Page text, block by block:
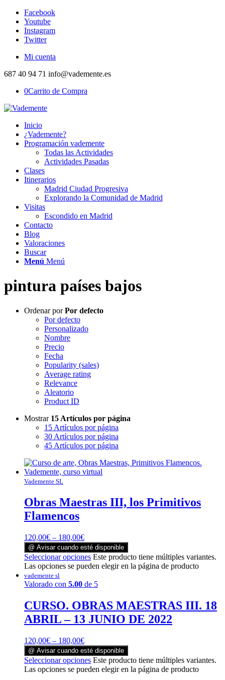
Facebook
Youtube
Instagram
Twitter
Mi cuenta
687 40 94 71 info@vademente.es
0Carrito de Compra
Inicio
¿Vademente?
Programación vademente
Todas las Actividades
Actividades Pasadas
Clases
Itinerarios
Madrid Ciudad Progresiva
Explorando la Comunidad de Madrid
Visitas
Escondido en Madrid
Contacto
Blog
Valoraciones
Buscar
Menú Menú
pintura países bajos
Ordenar porPor defecto
Por defecto
Personalizado
Nombre
Precio
Fecha
Popularity (sales)
Average rating
Relevance
Aleatorio
Product ID
Mostrar 15 Artículos por página
15 Artículos por página
30 Artículos por página
45 Artículos por página
Vademente SL
Obras Maestras III, los Primitivos
Flamencos
120,00€ – 180,00€
@ Avisar cuando esté disponible
Seleccionar opciones Este producto tiene múltiples variantes.
Las opciones se pueden elegir en la página de producto
vademente sl
Valorado con 5.00 de 5
CURSO. OBRAS MAESTRAS III. 18
ABRIL – 13 JUNIO DE 2022
120,00€ – 180,00€
@ Avisar cuando esté disponible
Seleccionar opciones Este producto tiene múltiples variantes.
Las opciones se pueden elegir en la página de producto